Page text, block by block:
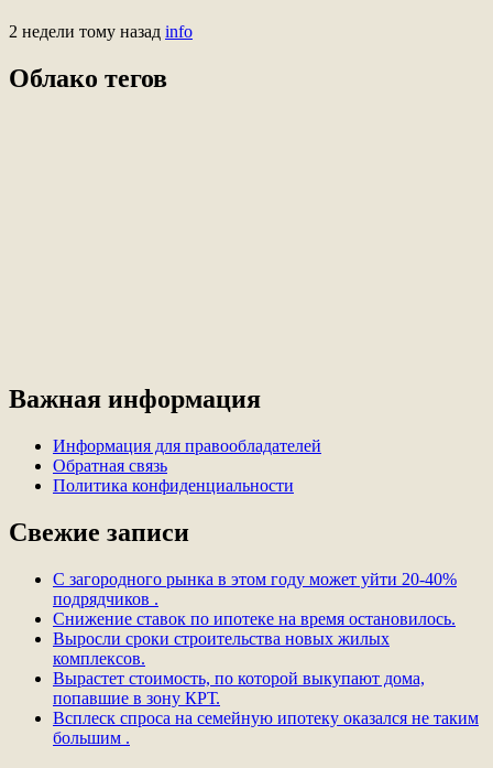
2 недели тому назад info
Облако тегов
Важная информация
Информация для правообладателей
Обратная связь
Политика конфиденциальности
Свежие записи
С загородного рынка в этом году может уйти 20-40%
подрядчиков .
Снижение ставок по ипотеке на время остановилось.
Выросли сроки строительства новых жилых
комплексов.
Вырастет стоимость, по которой выкупают дома,
попавшие в зону КРТ.
Всплеск спроса на семейную ипотеку оказался не таким
большим .